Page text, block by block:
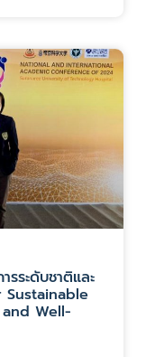
รระดับชาติและ
Sustainable
Well-